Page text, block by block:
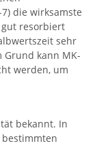
die wirksamste
gut resorbiert
sehr
Grund kann MK-
werden, um
bekannt. In